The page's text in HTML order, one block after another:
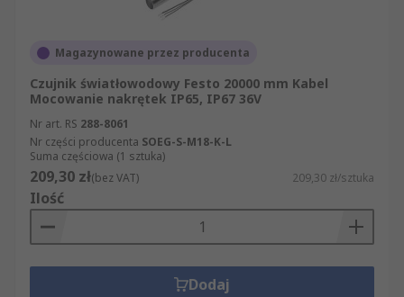
Magazynowane przez producenta
Czujnik światłowodowy Festo 20000 mm Kabel
Mocowanie nakrętek IP65, IP67 36V
Nr art. RS 288-8061
Nr części producenta SOEG-S-M18-K-L
Suma częściowa (1 sztuka)
209,30 zł(bez VAT) 209,30 zł/sztuka
Ilość
Dodaj